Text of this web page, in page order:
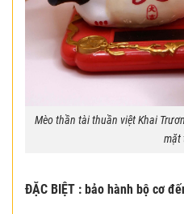
Mèo thần tài thuần việt Khai
mặt
ĐẶC BIỆT : bảo hành bộ cơ